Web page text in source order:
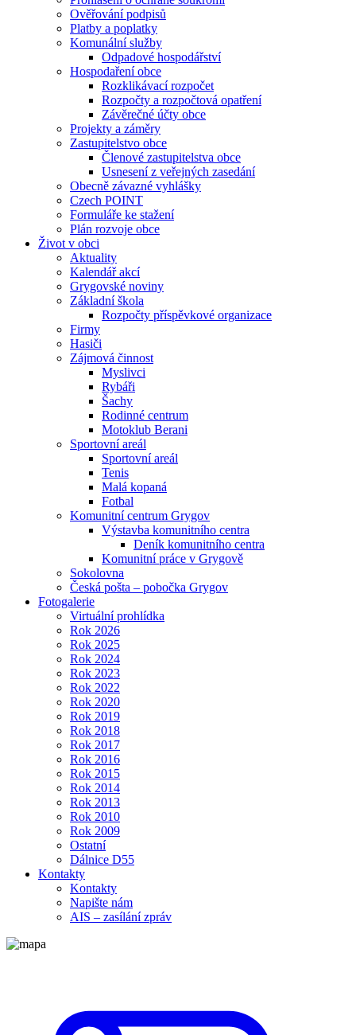
Ověřování podpisů
Platby a poplatky
Komunální služby
Odpadové hospodářství
Hospodaření obce
Rozklikávací rozpočet
Rozpočty a rozpočtová opatření
Závěrečné účty obce
Projekty a záměry
Zastupitelstvo obce
Členové zastupitelstva obce
Usnesení z veřejných zasedání
Obecně závazné vyhlášky
Czech POINT
Formuláře ke stažení
Plán rozvoje obce
Život v obci
Aktuality
Kalendář akcí
Grygovské noviny
Základní škola
Rozpočty příspěvkové organizace
Firmy
Hasiči
Zájmová činnost
Myslivci
Rybáři
Šachy
Rodinné centrum
Motoklub Berani
Sportovní areál
Sportovní areál
Tenis
Malá kopaná
Fotbal
Komunitní centrum Grygov
Výstavba komunitního centra
Deník komunitního centra
Komunitní práce v Grygově
Sokolovna
Česká pošta – pobočka Grygov
Fotogalerie
Virtuální prohlídka
Rok 2026
Rok 2025
Rok 2024
Rok 2023
Rok 2022
Rok 2020
Rok 2019
Rok 2018
Rok 2017
Rok 2016
Rok 2015
Rok 2014
Rok 2013
Rok 2010
Rok 2009
Ostatní
Dálnice D55
Kontakty
Kontakty
Napište nám
AIS – zasílání zpráv